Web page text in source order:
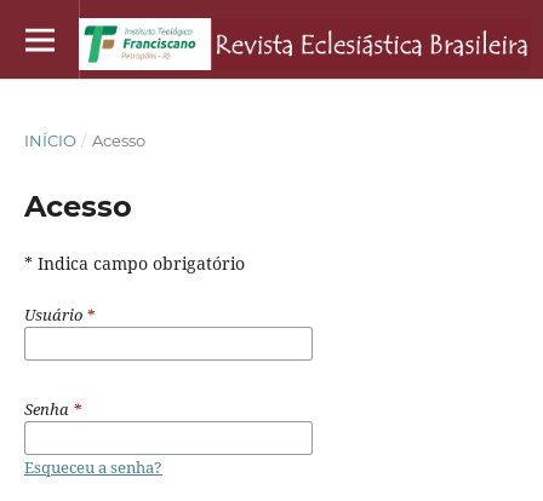
INÍCIO / Acesso
Acesso
* Indica campo obrigatório
Usuário *
Senha *
Esqueceu a senha?